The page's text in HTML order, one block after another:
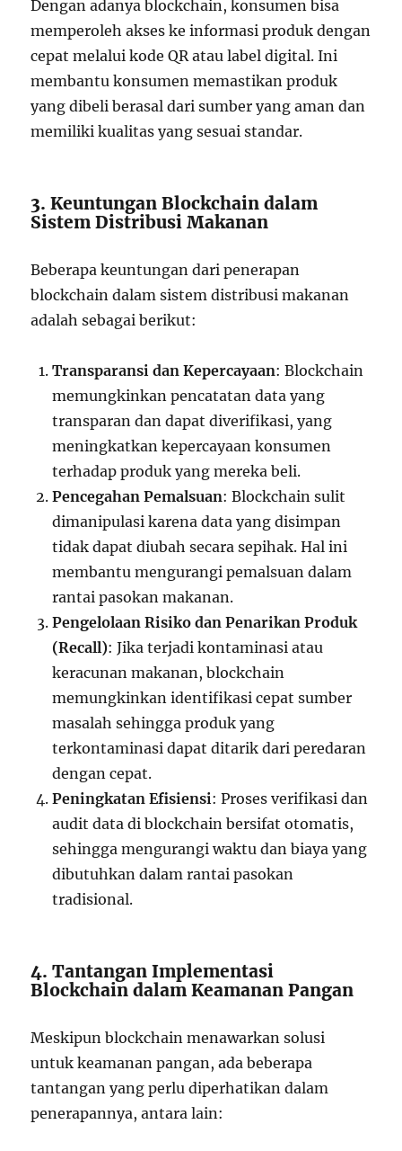
Dengan adanya blockchain, konsumen bisa
memperoleh akses ke informasi produk dengan
cepat melalui kode QR atau label digital. Ini
membantu konsumen memastikan produk
yang dibeli berasal dari sumber yang aman dan
memiliki kualitas yang sesuai standar.
3. Keuntungan Blockchain dalam
Sistem Distribusi Makanan
Beberapa keuntungan dari penerapan
blockchain dalam sistem distribusi makanan
adalah sebagai berikut:
Transparansi dan Kepercayaan: Blockchain
memungkinkan pencatatan data yang
transparan dan dapat diverifikasi, yang
meningkatkan kepercayaan konsumen
terhadap produk yang mereka beli.
Pencegahan Pemalsuan: Blockchain sulit
dimanipulasi karena data yang disimpan
tidak dapat diubah secara sepihak. Hal ini
membantu mengurangi pemalsuan dalam
rantai pasokan makanan.
Pengelolaan Risiko dan Penarikan Produk
(Recall): Jika terjadi kontaminasi atau
keracunan makanan, blockchain
memungkinkan identifikasi cepat sumber
masalah sehingga produk yang
terkontaminasi dapat ditarik dari peredaran
dengan cepat.
Peningkatan Efisiensi: Proses verifikasi dan
audit data di blockchain bersifat otomatis,
sehingga mengurangi waktu dan biaya yang
dibutuhkan dalam rantai pasokan
tradisional.
4. Tantangan Implementasi
Blockchain dalam Keamanan Pangan
Meskipun blockchain menawarkan solusi
untuk keamanan pangan, ada beberapa
tantangan yang perlu diperhatikan dalam
penerapannya, antara lain: